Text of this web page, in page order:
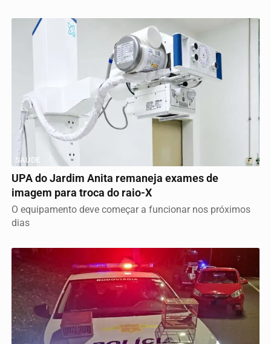
SAÚDE
UPA do Jardim Anita remaneja exames de
imagem para troca do raio-X
O equipamento deve começar a funcionar nos próximos
dias